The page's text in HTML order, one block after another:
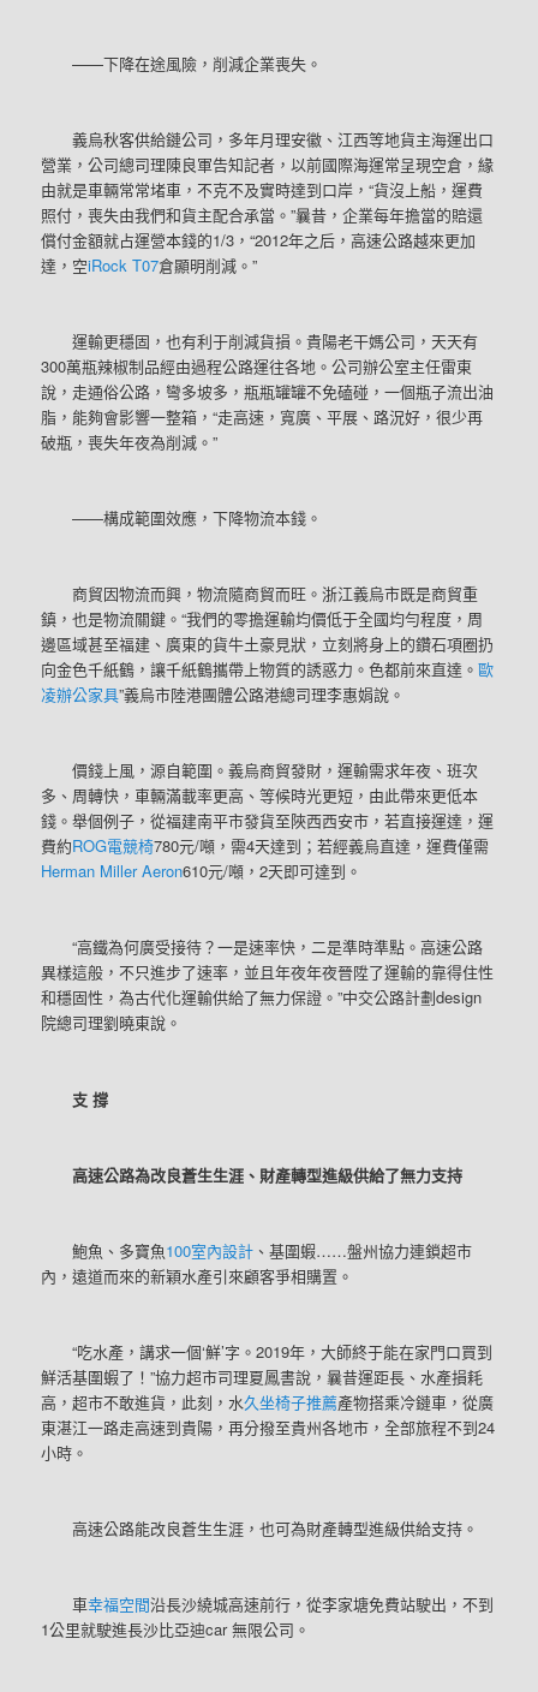
——下降在途風險，削減企業喪失。
義烏秋客供給鏈公司，多年月理安徽、江西等地貨主海運出口
營業，公司總司理陳良軍告知記者，以前國際海運常呈現空倉，緣
由就是車輛常常堵車，不克不及實時達到口岸，“貨沒上船，運費
照付，喪失由我們和貨主配合承當。”曩昔，企業每年擔當的賠還
償付金額就占運營本錢的1/3，“2012年之后，高速公路越來更加
達，空iRock T07倉顯明削減。”
運輸更穩固，也有利于削減貨損。貴陽老干媽公司，天天有
300萬瓶辣椒制品經由過程公路運往各地。公司辦公室主任雷東
說，走通俗公路，彎多坡多，瓶瓶罐罐不免磕碰，一個瓶子流出油
脂，能夠會影響一整箱，“走高速，寬廣、平展、路況好，很少再
破瓶，喪失年夜為削減。”
——構成範圍效應，下降物流本錢。
商貿因物流而興，物流隨商貿而旺。浙江義烏市既是商貿重
鎮，也是物流關鍵。“我們的零擔運輸均價低于全國均勻程度，周
邊區域甚至福建、廣東的貨牛土豪見狀，立刻將身上的鑽石項圈扔
向金色千紙鶴，讓千紙鶴攜帶上物質的誘惑力。色都前來直達。歐
凌辦公家具”義烏市陸港團體公路港總司理李惠娟說。
價錢上風，源自範圍。義烏商貿發財，運輸需求年夜、班次
多、周轉快，車輛滿載率更高、等候時光更短，由此帶來更低本
錢。舉個例子，從福建南平市發貨至陜西西安市，若直接運達，運
費約ROG電競椅780元/噸，需4天達到；若經義烏直達，運費僅需
Herman Miller Aeron610元/噸，2天即可達到。
“高鐵為何廣受接待？一是速率快，二是準時準點。高速公路
異樣這般，不只進步了速率，並且年夜年夜晉陞了運輸的靠得住性
和穩固性，為古代化運輸供給了無力保證。”中交公路計劃design
院總司理劉曉東說。
支 撐
高速公路為改良蒼生生涯、財產轉型進級供給了無力支持
鮑魚、多寶魚100室內設計 、基圍蝦……盤州協力連鎖超市
內，遠道而來的新穎水產引來顧客爭相購置。
“吃水產，講求一個‘鮮’字。2019年，大師終于能在家門口買到
鮮活基圍蝦了！”協力超市司理夏鳳書說，曩昔運距長、水產損耗
高，超市不敢進貨，此刻，水久坐椅子推薦產物搭乘冷鏈車，從廣
東湛江一路走高速到貴陽，再分撥至貴州各地市，全部旅程不到24
小時。
高速公路能改良蒼生生涯，也可為財產轉型進級供給支持。
車幸福空間沿長沙繞城高速前行，從李家塘免費站駛出，不到
1公里就駛進長沙比亞迪car 無限公司。